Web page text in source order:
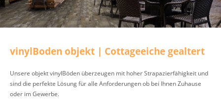
vinylBoden objekt | Cottageeiche gealtert
Unsere objekt vinylBöden überzeugen mit hoher Strapazierfähigkeit und
sind die perfekte Lösung für alle Anforderungen ob bei Ihnen Zuhause
oder im Gewerbe.